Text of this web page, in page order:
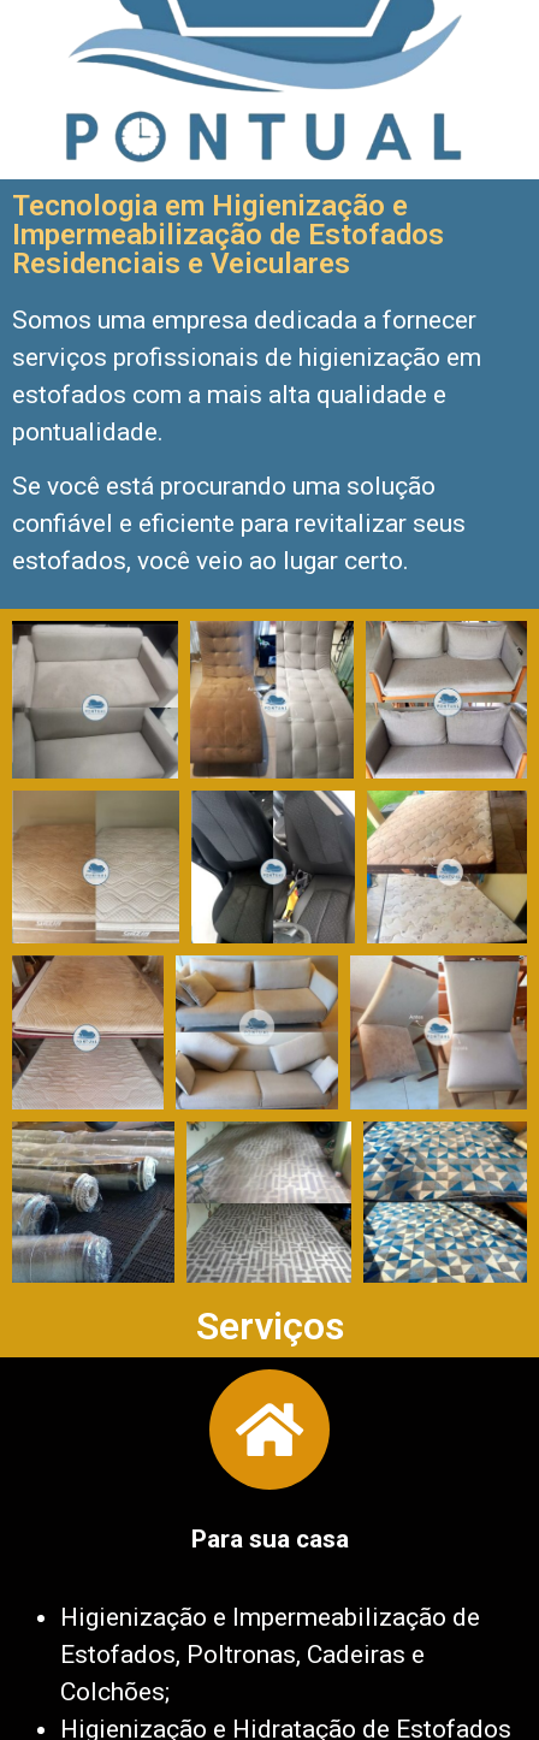
Tecnologia em Higienização e
Impermeabilização de Estofados
Residenciais e Veiculares
Somos uma empresa dedicada a fornecer
serviços profissionais de higienização em
estofados com a mais alta qualidade e
pontualidade.
Se você está procurando uma solução
confiável e eficiente para revitalizar seus
estofados, você veio ao lugar certo.
Serviços
Para sua casa
Higienização e Impermeabilização de
Estofados, Poltronas, Cadeiras e
Colchões;
Higienização e Hidratação de Estofados